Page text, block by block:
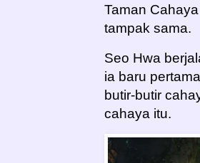
Taman
tampak sama.
Seo Hwa
ia baru
butir-butir
cahaya itu.